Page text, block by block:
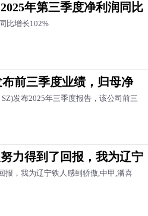
年第三季度净利润同比
比增长102%
前三季度业绩，归母净
发布2025年三季度报告，该公司前三
力得到了回报，我为辽宁
报，我为辽宁铁人感到骄傲,中甲,潘喜